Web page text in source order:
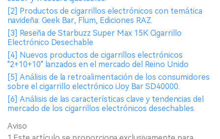
[2] Productos de cigarrillos electrónicos con temática
navideña: Geek Bar, Flum, Ediciones RAZ.
[3] Reseña de Starbuzz Super Max 15K Cigarrillo
Electrónico Desechable
[4] Nuevos productos de cigarrillos electrónicos
"2+10+10" lanzados en el mercado del Reino Unido
[5] Análisis de la retroalimentación de los consumidores
sobre el cigarrillo electrónico iJoy Bar SD40000.
[6] Análisis de las características clave y tendencias del
mercado de los cigarrillos electrónicos desechables.
Aviso